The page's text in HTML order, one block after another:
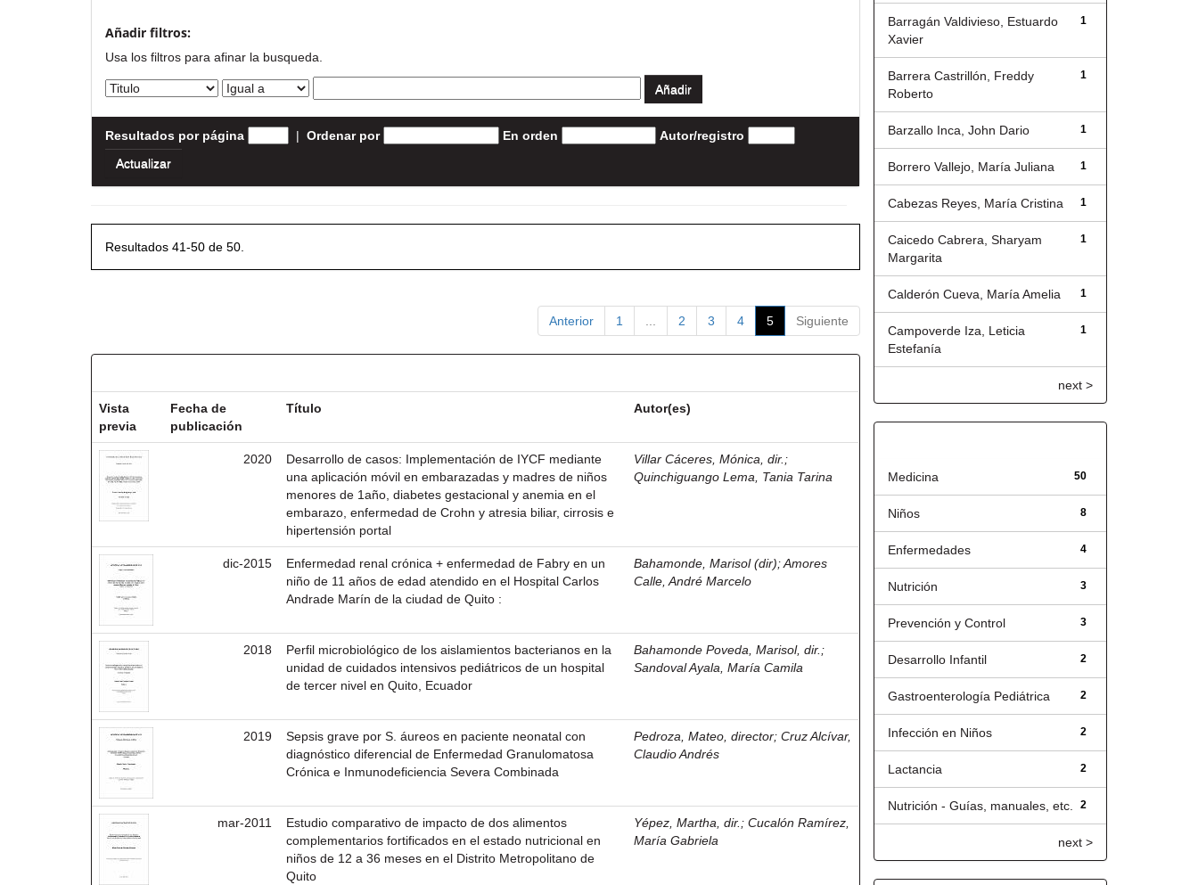
Añadir filtros:
Usa los filtros para afinar la busqueda.
Resultados por página | Ordenar por En orden Autor/registro
Resultados 41-50 de 50.
Anterior 1 2 3 4 5 Siguiente
Vista
previa
Fecha de
publicación
Título Autor(es)
2020
Desarrollo de casos: Implementación de IYCF mediante
una aplicación móvil en embarazadas y madres de niños
menores de 1año, diabetes gestacional y anemia en el
embarazo, enfermedad de Crohn y atresia biliar, cirrosis e
hipertensión portal
Villar Cáceres, Mónica, dir. ;
Quinchiguango Lema, Tania Tarina
dic-2015
Enfermedad renal crónica + enfermedad de Fabry en un
niño de 11 años de edad atendido en el Hospital Carlos
Andrade Marín de la ciudad de Quito :
Bahamonde, Marisol (dir);Amores
Calle, André Marcelo
2018
Perfil microbiológico de los aislamientos bacterianos en la
unidad de cuidados intensivos pediátricos de un hospital
de tercer nivel en Quito, Ecuador
Bahamonde Poveda, Marisol, dir. ;
Sandoval Ayala, María Camila
2019
Sepsis grave por S. áureos en paciente neonatal con
diagnóstico diferencial de Enfermedad Granulomatosa
Crónica e Inmunodeficiencia Severa Combinada
Pedroza, Mateo, director;Cruz Alcívar,
Claudio Andrés
mar-2011
Estudio comparativo de impacto de dos alimentos
complementarios fortificados en el estado nutricional en
niños de 12 a 36 meses en el Distrito Metropolitano de
Quito
Yépez, Martha, dir. ;Cucalón Ramírez,
María Gabriela
1
Barragán Valdivieso, Estuardo
Xavier
1
Barrera Castrillón, Freddy
Roberto
1
Barzallo Inca, John Dario
1
Borrero Vallejo, María Juliana
1
Cabezas Reyes, María Cristina
1
Caicedo Cabrera, Sharyam
Margarita
1
Calderón Cueva, María Amelia
1
Campoverde Iza, Leticia
Estefanía
next >
50
Medicina
8
Niños
4
Enfermedades
3
Nutrición
3
Prevención y Control
2
Desarrollo Infantil
2
Gastroenterología Pediátrica
2
Infección en Niños
2
Lactancia
2
Nutrición - Guías, manuales, etc.
next >